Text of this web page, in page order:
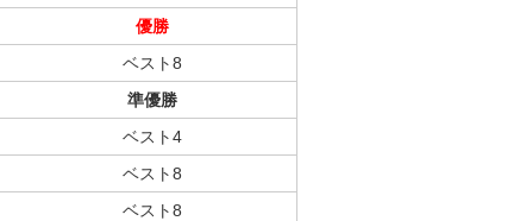
優勝
ベスト8
準優勝
ベスト4
ベスト8
ベスト8